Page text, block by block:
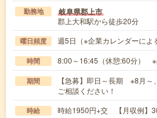
勤務地 岐阜県郡上市
郡上大和駅から徒歩20分
曜日頻度 週5日（※企業カレンダーによ
時間 8:00～16:45（休憩:60分） ※
期間
【急募】即日～長期 ※8月～
ご相談ください！
時給 時給1950円+交 【月収例】